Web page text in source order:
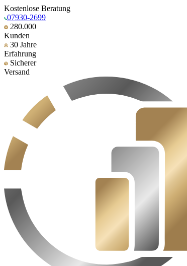
Kostenlose Beratung
07930-2699
280.000
Kunden
30 Jahre
Erfahrung
Sicherer
Versand